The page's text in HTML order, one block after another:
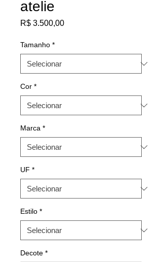
atelie
R$ 3.500,00Preço
Tamanho *
Cor *
Marca *
UF *
Estilo *
Decote *